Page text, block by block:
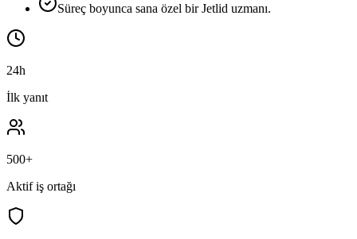
Süreç boyunca sana özel bir Jetlid uzmanı.
24h
İlk yanıt
500+
Aktif iş ortağı